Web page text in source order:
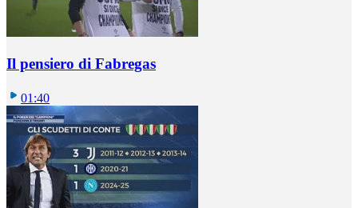
Il pensiero di Fabregas
01:40